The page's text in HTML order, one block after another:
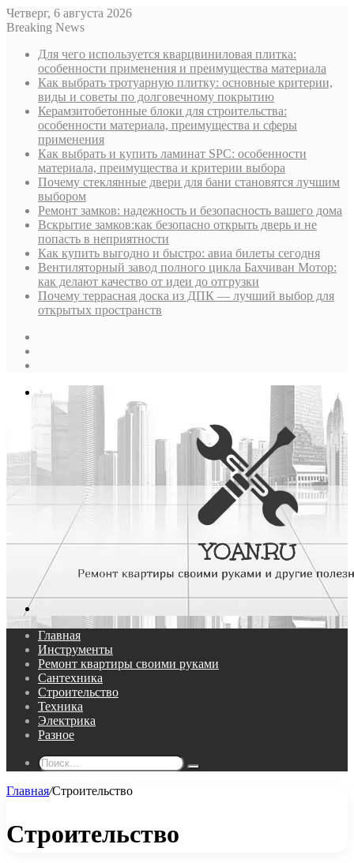
Четверг, 6 августа 2026
Breaking News
Для чего используется кварцвиниловая плитка:
особенности применения и преимущества материала
Как выбрать тротуарную плитку: основные критерии,
виды и советы по долговечному покрытию
Керамзитобетонные блоки для строительства:
особенности материала, преимущества и сферы
применения
Как выбрать и купить ламинат SPC: особенности
материала, преимущества и критерии выбора
Почему стеклянные двери для бани становятся лучшим
выбором
Ремонт замков: надежность и безопасность вашего дома
Вскрытие замков:как безопасно открыть дверь и не
попасть в неприятности
Как купить выгодно и быстро: авиа билеты сегодня
Вентиляторный завод полного цикла Бахчиван Мотор:
как делают качество от идеи до отгрузки
Почему террасная доска из ДПК — лучший выбор для
открытых пространств
Меню
Главная
Инструменты
Ремонт квартиры своими руками
Сантехника
Строительство
Техника
Электрика
Разное
Поиск...
Главная/Строительство
Строительство